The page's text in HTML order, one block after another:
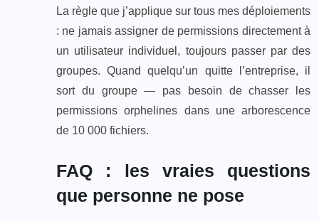
La règle que j’applique sur tous mes déploiements
: ne jamais assigner de permissions directement à
un utilisateur individuel, toujours passer par des
groupes. Quand quelqu’un quitte l’entreprise, il
sort du groupe — pas besoin de chasser les
permissions orphelines dans une arborescence
de 10 000 fichiers.
FAQ : les vraies questions
que personne ne pose